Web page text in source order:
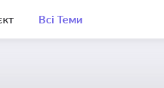
Всі Теми